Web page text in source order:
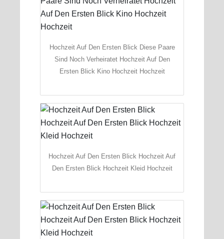
Hochzeit Auf Den Ersten Blick Diese Paare
Sind Noch Verheiratet Hochzeit Auf Den
Ersten Blick Kino Hochzeit Hochzeit
Hochzeit Auf Den Ersten Blick Hochzeit Auf
Den Ersten Blick Hochzeit Kleid Hochzeit